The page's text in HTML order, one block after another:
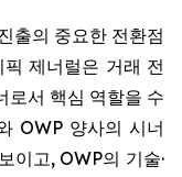
출의 중요한 전환점
제너럴은 거래 전
로서 핵심 역할을 수
OWP 양사의 시너
이고, OWP의 기술·